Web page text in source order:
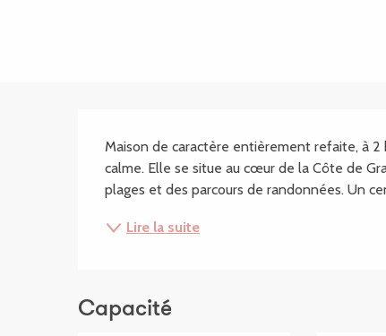
Description
Maison de caractère entièrement refaite, à
calme. Elle se situe au cœur de la Côte de
plages et des parcours de randonnées. Un
Lire la suite
Capacité